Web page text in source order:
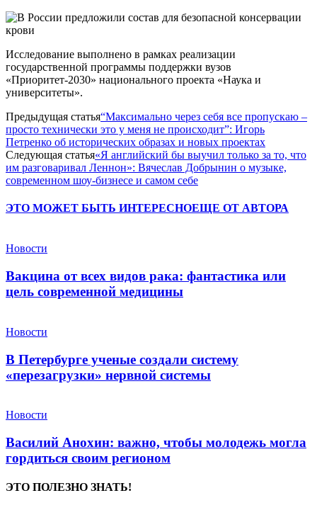
Исследование выполнено в рамках реализации
государственной программы поддержки вузов
«Приоритет-2030» национального проекта «Наука и
университеты».
Предыдущая статья“Максимально через себя все пропускаю –
просто технически это у меня не происходит”: Игорь
Петренко об исторических образах и новых проектах
Следующая статья«Я английский бы выучил только за то, что
им разговаривал Леннон»: Вячеслав Добрынин о музыке,
современном шоу-бизнесе и самом себе
ЭТО МОЖЕТ БЫТЬ ИНТЕРЕСНОЕЩЕ ОТ АВТОРА
Новости
Вакцина от всех видов рака: фантастика или
цель современной медицины
Новости
В Петербурге ученые создали систему
«перезагрузки» нервной системы
Новости
Василий Анохин: важно, чтобы молодежь могла
гордиться своим регионом
ЭТО ПОЛЕЗНО ЗНАТЬ!